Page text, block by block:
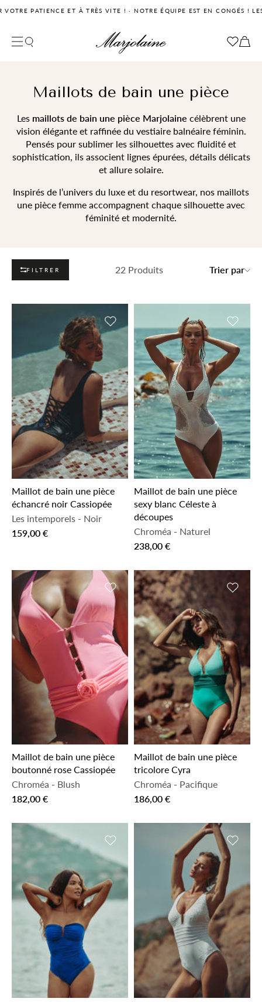
Votre panier est vide pour le moment
Fermer la recherche
PATIENCE ET À TRÈS VITE !·NOTRE ÉQUIPE EST EN CONGÉS ! LES
Maillots de bain une pièce
Les maillots de bain une pièce Marjolaine célèbrent une
vision élégante et raffinée du vestiaire balnéaire féminin.
Pensés pour sublimer les silhouettes avec fluidité et
sophistication, ils associent lignes épurées, détails délicats
et allure solaire.
Inspirés de l’univers du luxe et du resortwear, nos maillots
une pièce femme accompagnent chaque silhouette avec
féminité et modernité.
FILTRER 22 Produits Trier par
Ajouter à la liste de souhaits
Maillot de bain une pièce
échancré noir Cassiopée
Les intemporels - Noir
159,00 €
Ajouter
Maillot de bain une pièce
sexy blanc Céleste à
découpes
Chroméa - Naturel
238,00 €
Ajouter à la liste de souhaits
Maillot de bain une pièce
boutonné rose Cassiopée
Chroméa - Blush
182,00 €
Ajouter
Maillot de bain une pièce
tricolore Cyra
Chroméa - Pacifique
186,00 €
Ajouter à la liste de souhaitsAjouter